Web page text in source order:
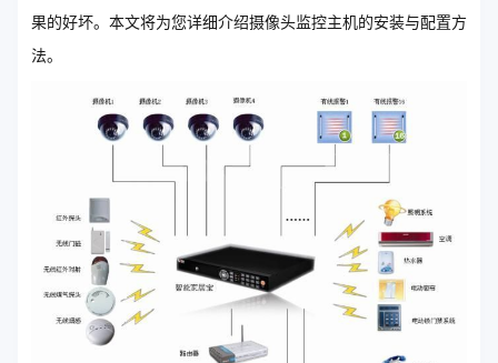
果的好坏。本文将为您详细介绍摄像头监控主机的安装与配置方
法。